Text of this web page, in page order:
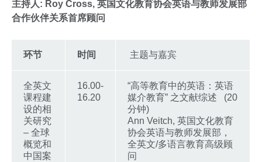
主持人: Roy Cross, 英国文化教育协会英语与教师发展部
合作伙伴关系首席顾问
环节 时间 主题与嘉宾
全英文
课程建
设的相
关研究
– 全球
概览和
中国案
16.00-
16.20
“高等教育中的英语：英语
媒介教育” 之文献综述 (20
分钟)
Ann Veitch, 英国文化教育
协会英语与教师发展部，
全英文/多语言教育高级顾
问